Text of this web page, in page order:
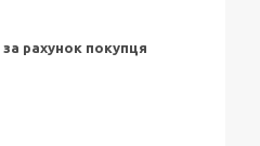
за рахунок покупця